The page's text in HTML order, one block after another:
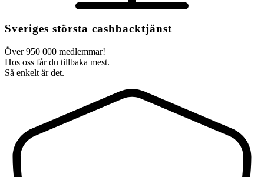
Sveriges största cashbacktjänst
Över 950 000 medlemmar!
Hos oss får du tillbaka mest.
Så enkelt är det.